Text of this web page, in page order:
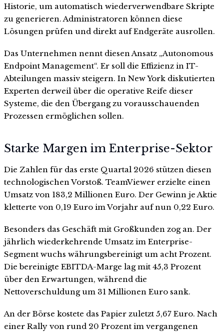
Historie, um automatisch wiederverwendbare Skripte
zu generieren. Administratoren können diese
Lösungen prüfen und direkt auf Endgeräte ausrollen.
Das Unternehmen nennt diesen Ansatz „Autonomous
Endpoint Management“. Er soll die Effizienz in IT-
Abteilungen massiv steigern. In New York diskutierten
Experten derweil über die operative Reife dieser
Systeme, die den Übergang zu vorausschauenden
Prozessen ermöglichen sollen.
Starke Margen im Enterprise-Sektor
Die Zahlen für das erste Quartal 2026 stützen diesen
technologischen Vorstoß. TeamViewer erzielte einen
Umsatz von 183,2 Millionen Euro. Der Gewinn je Aktie
kletterte von 0,19 Euro im Vorjahr auf nun 0,22 Euro.
Besonders das Geschäft mit Großkunden zog an. Der
jährlich wiederkehrende Umsatz im Enterprise-
Segment wuchs währungsbereinigt um acht Prozent.
Die bereinigte EBITDA-Marge lag mit 45,3 Prozent
über den Erwartungen, während die
Nettoverschuldung um 31 Millionen Euro sank.
An der Börse kostete das Papier zuletzt 5,67 Euro. Nach
einer Rally von rund 20 Prozent im vergangenen